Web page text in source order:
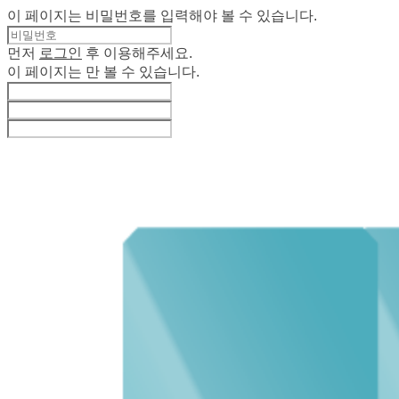
이 페이지는 비밀번호를 입력해야 볼 수 있습니다.
먼저 로그인
후 이용해주세요.
이 페이지는 만 볼 수 있습니다.